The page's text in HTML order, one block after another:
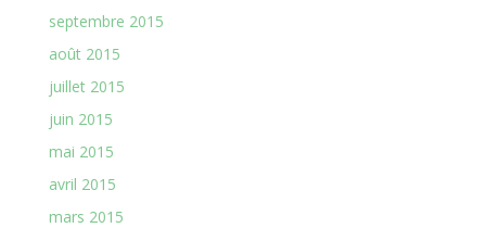
septembre 2015
août 2015
juillet 2015
juin 2015
mai 2015
avril 2015
mars 2015